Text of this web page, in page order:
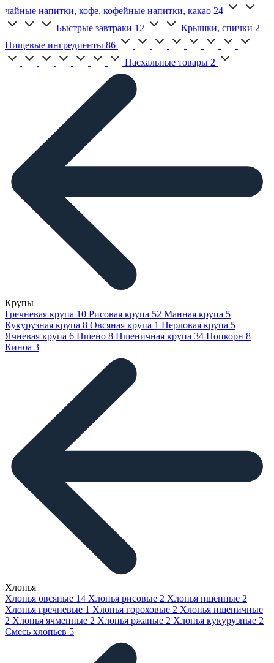
чайные напитки, кофе, кофейные напитки, какао 24
Быстрые завтраки 12 Крышки, спички 2
Пищевые ингредиенты 86
Пасхальные товары 2
Крупы
Гречневая крупа 10 Рисовая крупа 52 Манная крупа 5
Кукурузная крупа 8 Овсяная крупа 1 Перловая крупа 5
Ячневая крупа 6 Пшено 8 Пшеничная крупа 34 Попкорн 8
Киноа 3
Хлопья
Хлопья овсяные 14 Хлопья рисовые 2 Хлопья пшенные 2
Хлопья гречневые 1 Хлопья гороховые 2 Хлопья пшеничные
2 Хлопья ячменные 2 Хлопья ржаные 2 Хлопья кукурузные 2
Смесь хлопьев 5